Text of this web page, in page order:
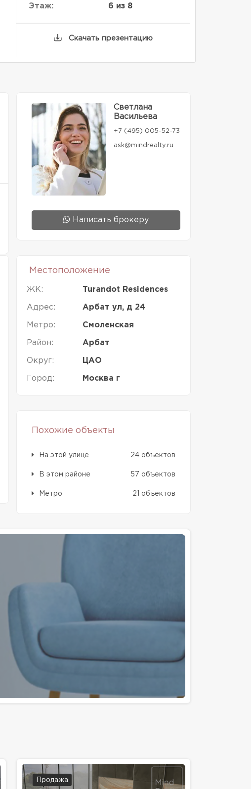
Этаж: 6 из 8
Скачать презентацию
Светлана
Васильева
+7 (495) 005-52-73
ask@mindrealty.ru
Написать брокеру
Местоположение
ЖК: Turandot Residences
Адрес: Арбат ул, д 24
Метро: Смоленская
Район: Арбат
Округ: ЦАО
Город: Москва г
Похожие объекты
На этой улице 24 объектов
В этом районе 57 объектов
Метро 21 объектов
Продажа